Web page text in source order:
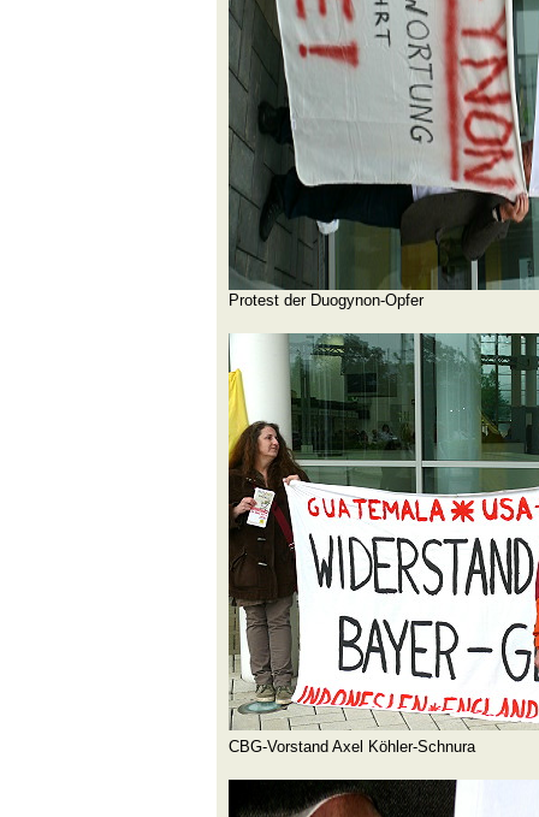
Protest der Duogynon-Opfer
CBG-Vorstand Axel Köhler-Schnura